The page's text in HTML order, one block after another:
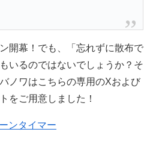
開幕！でも、「忘れずに散布で
いるのではないでしょうか？そ
ノワはこちらの専用のXおよび
をご用意しました！
ンタイマー